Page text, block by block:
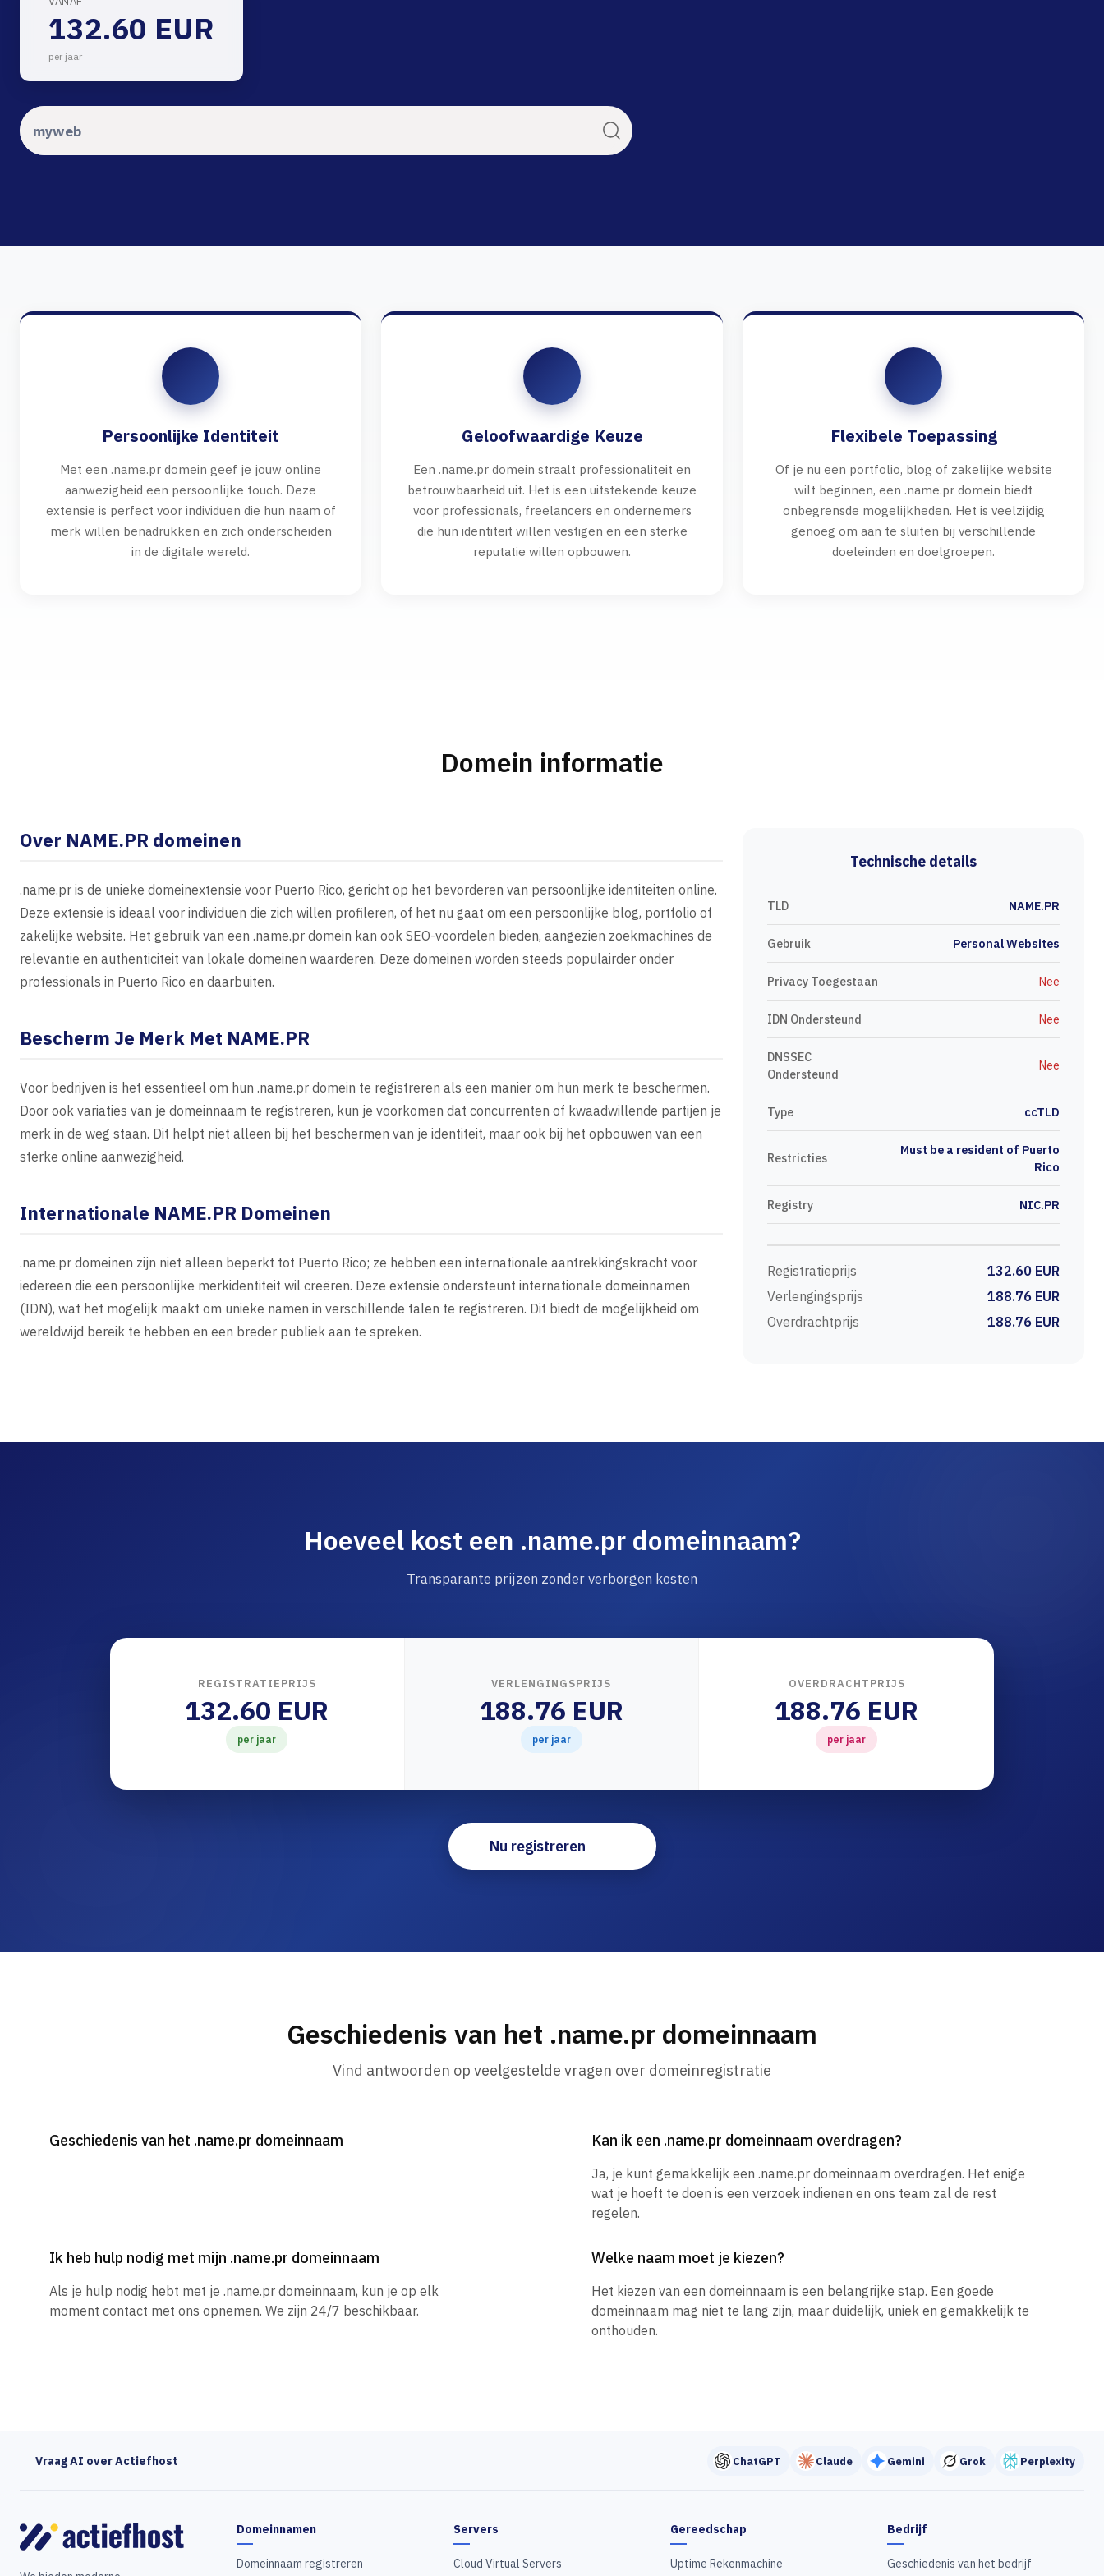
132.60 EUR
per jaar
Persoonlijke Identiteit
Met een .name.pr domein geef je jouw online
aanwezigheid een persoonlijke touch. Deze
extensie is perfect voor individuen die hun naam of
merk willen benadrukken en zich onderscheiden
in de digitale wereld.
Geloofwaardige Keuze
Een .name.pr domein straalt professionaliteit en
betrouwbaarheid uit. Het is een uitstekende keuze
voor professionals, freelancers en ondernemers
die hun identiteit willen vestigen en een sterke
reputatie willen opbouwen.
Flexibele Toepassing
Of je nu een portfolio, blog of zakelijke website
wilt beginnen, een .name.pr domein biedt
onbegrensde mogelijkheden. Het is veelzijdig
genoeg om aan te sluiten bij verschillende
doeleinden en doelgroepen.
Domein informatie
Over NAME.PR domeinen
.name.pr is de unieke domeinextensie voor Puerto Rico, gericht op het bevorderen van persoonlijke identiteiten online.
Deze extensie is ideaal voor individuen die zich willen profileren, of het nu gaat om een persoonlijke blog, portfolio of
zakelijke website. Het gebruik van een .name.pr domein kan ook SEO-voordelen bieden, aangezien zoekmachines de
relevantie en authenticiteit van lokale domeinen waarderen. Deze domeinen worden steeds populairder onder
professionals in Puerto Rico en daarbuiten.
Bescherm Je Merk Met NAME.PR
Voor bedrijven is het essentieel om hun .name.pr domein te registreren als een manier om hun merk te beschermen.
Door ook variaties van je domeinnaam te registreren, kun je voorkomen dat concurrenten of kwaadwillende partijen je
merk in de weg staan. Dit helpt niet alleen bij het beschermen van je identiteit, maar ook bij het opbouwen van een
sterke online aanwezigheid.
Internationale NAME.PR Domeinen
.name.pr domeinen zijn niet alleen beperkt tot Puerto Rico; ze hebben een internationale aantrekkingskracht voor
iedereen die een persoonlijke merkidentiteit wil creëren. Deze extensie ondersteunt internationale domeinnamen
(IDN), wat het mogelijk maakt om unieke namen in verschillende talen te registreren. Dit biedt de mogelijkheid om
wereldwijd bereik te hebben en een breder publiek aan te spreken.
Technische details
TLD NAME.PR
Gebruik Personal Websites
Privacy Toegestaan Nee
IDN Ondersteund Nee
DNSSEC
Ondersteund
Nee
Type ccTLD
Restricties
Must be a resident of Puerto
Rico
Registry NIC.PR
Registratieprijs
132.60 EUR
Verlengingsprijs
188.76 EUR
Overdrachtprijs
188.76 EUR
Hoeveel kost een .name.pr domeinnaam?
Transparante prijzen zonder verborgen kosten
REGISTRATIEPRIJS
132.60 EUR
per jaar
VERLENGINGSPRIJS
188.76 EUR
per jaar
OVERDRACHTPRIJS
188.76 EUR
per jaar
Nu registreren
Geschiedenis van het .name.pr domeinnaam
Vind antwoorden op veelgestelde vragen over domeinregistratie
Geschiedenis van het .name.pr domeinnaam Kan ik een .name.pr domeinnaam overdragen?
Ja, je kunt gemakkelijk een .name.pr domeinnaam overdragen. Het enige
wat je hoeft te doen is een verzoek indienen en ons team zal de rest
regelen.
Ik heb hulp nodig met mijn .name.pr domeinnaam
Als je hulp nodig hebt met je .name.pr domeinnaam, kun je op elk
moment contact met ons opnemen. We zijn 24/7 beschikbaar.
Welke naam moet je kiezen?
Het kiezen van een domeinnaam is een belangrijke stap. Een goede
domeinnaam mag niet te lang zijn, maar duidelijk, uniek en gemakkelijk te
onthouden.
Vraag AI over Actiefhost ChatGPT Claude Gemini Grok Perplexity
Domeinnamen
Domeinnaam registreren
Servers
Cloud Virtual Servers
Gereedschap
Uptime Rekenmachine
Bedrijf
Geschiedenis van het bedrijf